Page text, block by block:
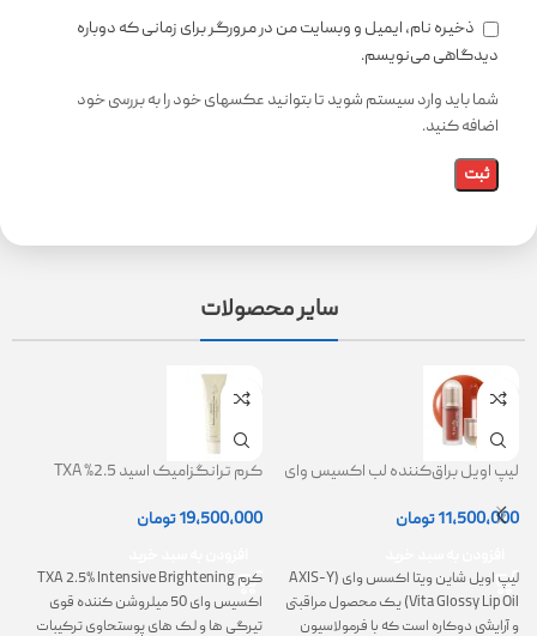
ذخیره نام، ایمیل و وبسایت من در مرورگر برای زمانی که دوباره
دیدگاهی می‌نویسم.
شما باید وارد سیستم شوید تا بتوانید عکسهای خود را به بررسی خود
اضافه کنید.
سایر محصولات
لیپ اویل براق‌کننده لب اکسیس وای
11,500,000تومان
لیپ اویل شاین ویتا اکسس وای (AXIS-Y
Vita Glossy Lip Oil) یک محصول مراقبتی
و آرایشی دوکاره است که با فرمولاسیون
کرم ترانگزامیک اسید 2.5% TXA
19,500,000تومان
کرم TXA 2.5% Intensive Brightening
اکسیس وای 50 میلروشن کننده قوی
تیرگی ها و لک های پوستحاوی ترکیبات